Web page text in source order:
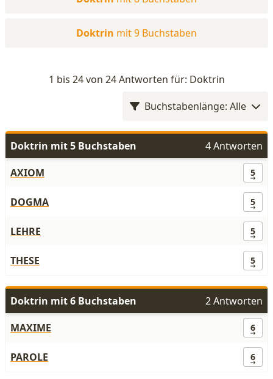
Doktrin mit 9 Buchstaben
1 bis 24 von 24 Antworten für: Doktrin
Buchstabenlänge: Alle
Doktrin mit 5 Buchstaben
4 Antworten
AXIOM
5
DOGMA 5
LEHRE 5
THESE 5
Doktrin mit 6 Buchstaben
2 Antworten
MAXIME
6
PAROLE 6